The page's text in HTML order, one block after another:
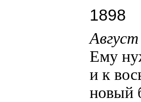
1898
Ему
и к
новый